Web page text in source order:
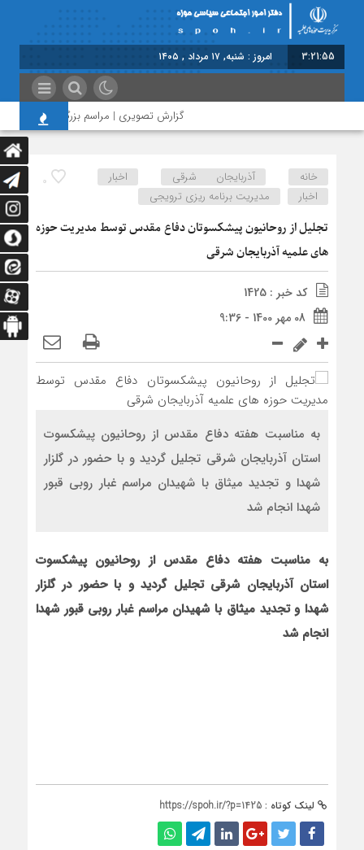
3:21:55 امروز : شنبه, ۱۷ مرداد , ۱۴۰۵
گزارش تصویری | مراسم بزرگداشت امام
0 خانه آذربایجان شرقی
اخبار
اخبار
مدیریت برنامه ریزی ترویجی
تجلیل از روحانیون پیشکسوتان دفاع مقدس توسط مدیریت حوزه
های علمیه آذربایجان شرقی
کد خبر : 1425
08 مهر 1400 - 9:36
به مناسبت هفته دفاع مقدس از روحانیون پیشکسوت
استان آذربایجان شرقی تجلیل گردید و با حضور در گلزار
شهدا و تجدید میثاق با شهیدان مراسم غبار روبی قبور
شهدا انجام شد
به مناسبت هفته دفاع مقدس از روحانیون پیشکسوت
استان آذربایجان شرقی تجلیل گردید و با حضور در گلزار
شهدا و تجدید میثاق با شهیدان مراسم غبار روبی قبور شهدا
انجام شد
لینک کوتاه : https://spoh.ir/?p=1425